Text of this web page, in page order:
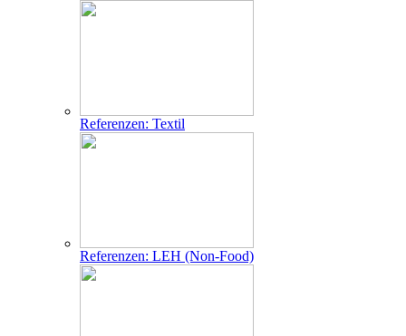
Referenzen: Textil
Referenzen: LEH (Non-Food)